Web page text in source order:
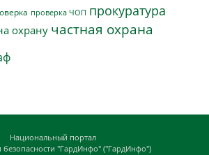
проверка ЧОП прокуратура
охрану частная охрана
Национальный портал
безопасности "ГардИнфо" ("ГардИнфо")